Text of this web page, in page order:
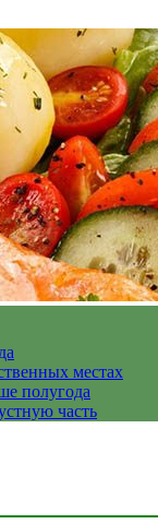
местах
полугода
часть